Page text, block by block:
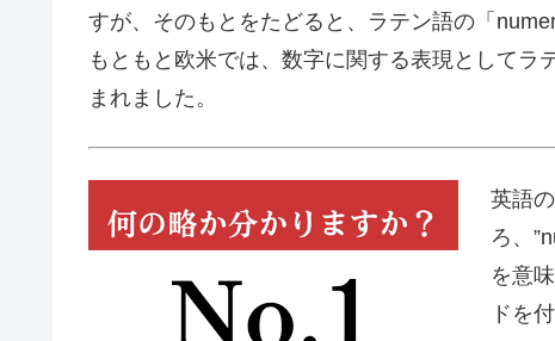
すが、そのもとをたどると、ラテン語の「
もともと欧米では、数字に関する表現としてラ
まれました。
英語
ろ、
を意
ドを